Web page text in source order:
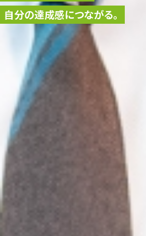
自分の達成感につながる。